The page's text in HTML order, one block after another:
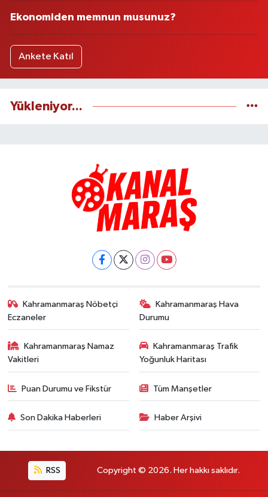
Ekonomiden memnun musunuz?
Ankete Katıl
Yükleniyor...
Kahramanmaraş Nöbetçi
Eczaneler
Kahramanmaraş Hava
Durumu
Kahramanmaraş Namaz
Vakitleri
Kahramanmaraş Trafik
Yoğunluk Haritası
Puan Durumu ve Fikstür Tüm Manşetler
Son Dakika Haberleri Haber Arşivi
RSS Copyright © 2026. Her hakkı saklıdır.